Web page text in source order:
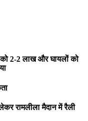
2-2 लाख और घायलों को
रामलीला मैदान में रैली